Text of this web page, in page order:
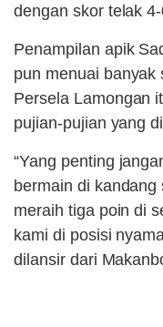
dengan skor telak
Penampilan apik
pun menuai banyak
Persela Lamongan
pujian-pujian yang
“Yang penting
bermain di
meraih tiga poin di
kami di posisi
dilansir dari